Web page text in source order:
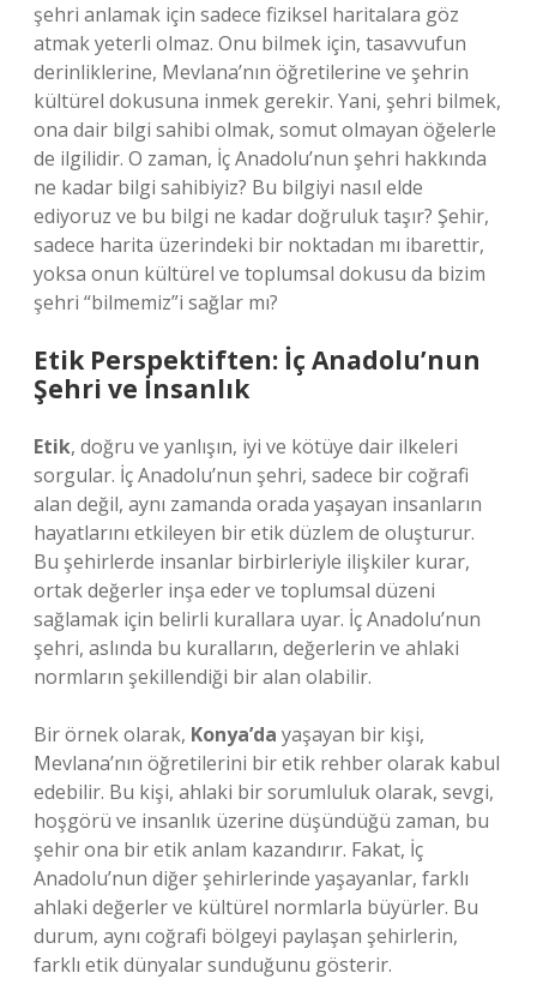
şehri anlamak için sadece fiziksel haritalara göz
atmak yeterli olmaz. Onu bilmek için, tasavvufun
derinliklerine, Mevlana’nın öğretilerine ve şehrin
kültürel dokusuna inmek gerekir. Yani, şehri bilmek,
ona dair bilgi sahibi olmak, somut olmayan öğelerle
de ilgilidir. O zaman, İç Anadolu’nun şehri hakkında
ne kadar bilgi sahibiyiz? Bu bilgiyi nasıl elde
ediyoruz ve bu bilgi ne kadar doğruluk taşır? Şehir,
sadece harita üzerindeki bir noktadan mı ibarettir,
yoksa onun kültürel ve toplumsal dokusu da bizim
şehri “bilmemiz”i sağlar mı?
Etik Perspektiften: İç Anadolu’nun
Şehri ve İnsanlık
Etik, doğru ve yanlışın, iyi ve kötüye dair ilkeleri
sorgular. İç Anadolu’nun şehri, sadece bir coğrafi
alan değil, aynı zamanda orada yaşayan insanların
hayatlarını etkileyen bir etik düzlem de oluşturur.
Bu şehirlerde insanlar birbirleriyle ilişkiler kurar,
ortak değerler inşa eder ve toplumsal düzeni
sağlamak için belirli kurallara uyar. İç Anadolu’nun
şehri, aslında bu kuralların, değerlerin ve ahlaki
normların şekillendiği bir alan olabilir.
Bir örnek olarak, Konya’da yaşayan bir kişi,
Mevlana’nın öğretilerini bir etik rehber olarak kabul
edebilir. Bu kişi, ahlaki bir sorumluluk olarak, sevgi,
hoşgörü ve insanlık üzerine düşündüğü zaman, bu
şehir ona bir etik anlam kazandırır. Fakat, İç
Anadolu’nun diğer şehirlerinde yaşayanlar, farklı
ahlaki değerler ve kültürel normlarla büyürler. Bu
durum, aynı coğrafi bölgeyi paylaşan şehirlerin,
farklı etik dünyalar sunduğunu gösterir.